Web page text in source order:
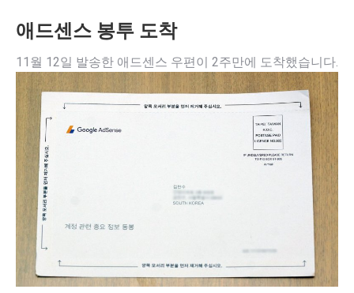
애드센스 봉투 도착
11월 12일 발송한 애드센스 우편이 2주만에 도착했습니다.